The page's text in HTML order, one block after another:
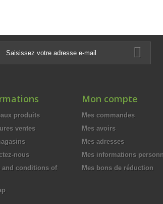
produits
ventes
nous
and conditions of
Mon compte
Mes commandes
Mes avoirs
Mes adresses
Mes informations
Mes bons de réduction